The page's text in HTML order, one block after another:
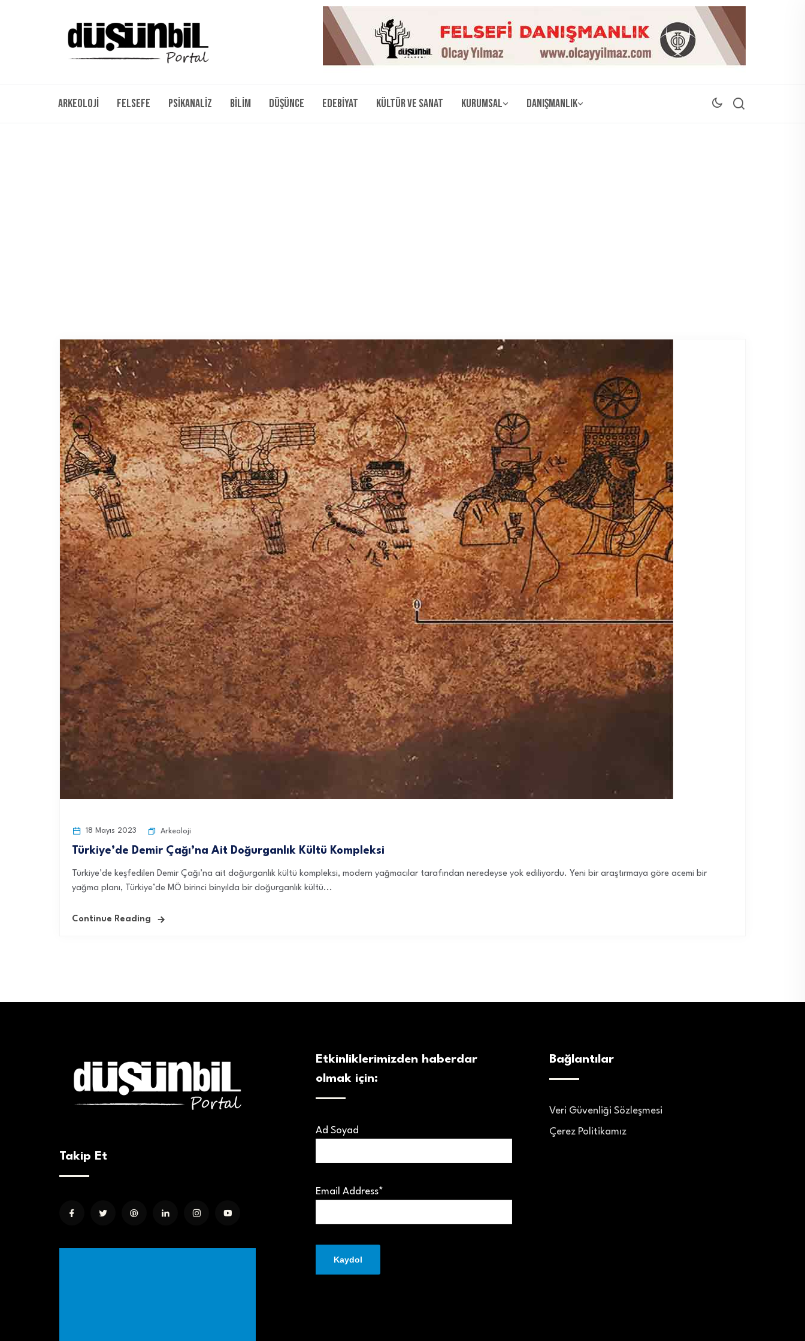
Arkeoloji Felsefe Psikanaliz Bilim Düşünce Edebiyat Kültür ve Sanat Kurumsal Danışmanlık
18 Mayıs 2023 Arkeoloji
Türkiye’de Demir Çağı’na Ait Doğurganlık Kültü Kompleksi
Türkiye’de keşfedilen Demir Çağı’na ait doğurganlık kültü kompleksi, modern yağmacılar tarafından neredeyse yok ediliyordu. Yeni bir araştırmaya göre acemi bir
yağma planı, Türkiye’de MÖ birinci binyılda bir doğurganlık kültü...
Continue Reading
Takip Et
Etkinliklerimizden haberdar
olmak için:
Ad Soyad
Email Address*
Bağlantılar
Veri Güvenliği Sözleşmesi
Çerez Politikamız